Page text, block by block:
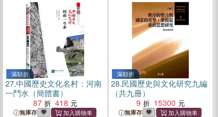
滿額折
27.中國歷史文化名村：河南
一鬥水（簡體書）
87
418
無庫存
滿額折
28.民國歷史與文化研究九編
（共九冊）
9
15300
無庫存